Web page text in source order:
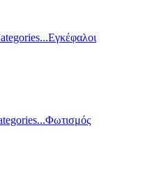
Εγκέφαλοι
Φωτισμός